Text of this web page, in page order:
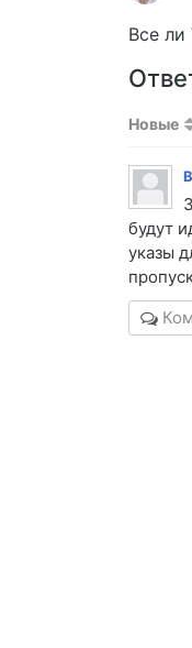
Все ли
Новые
будут
указы